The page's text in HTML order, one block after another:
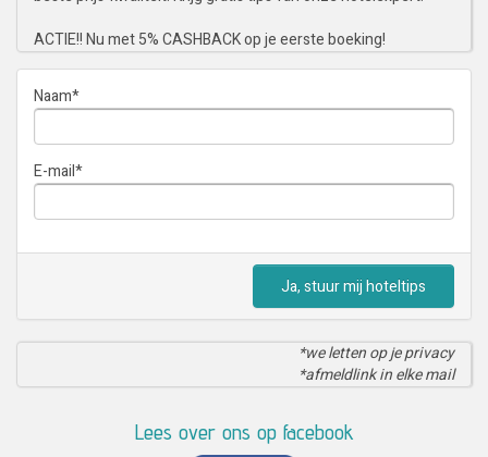
ACTIE!! Nu met 5% CASHBACK op je eerste boeking!
Naam*
E-mail*
Ja, stuur mij hoteltips
*we letten op je privacy
*afmeldlink in elke mail
Lees over ons op facebook